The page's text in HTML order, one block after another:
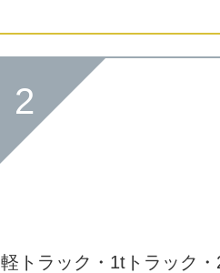
2
軽トラック・1tトラック